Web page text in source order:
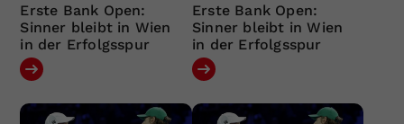
Erste Bank Open:
Sinner bleibt in Wien
in der Erfolgsspur
Erste Bank Open:
Sinner bleibt in Wien
in der Erfolgsspur